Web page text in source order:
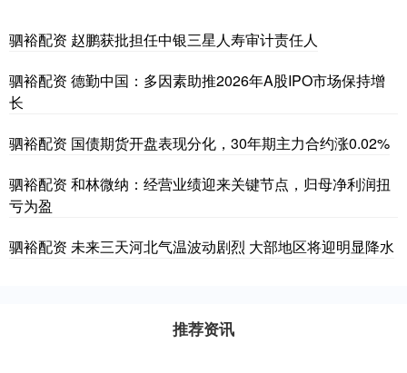
驷裕配资 赵鹏获批担任中银三星人寿审计责任人
驷裕配资 德勤中国：多因素助推2026年A股IPO市场保持增
长
驷裕配资 国债期货开盘表现分化，30年期主力合约涨0.02%
驷裕配资 和林微纳：经营业绩迎来关键节点，归母净利润扭
亏为盈
驷裕配资 未来三天河北气温波动剧烈 大部地区将迎明显降水
推荐资讯